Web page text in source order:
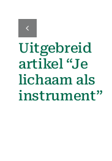
Uitgebreid
artikel “Je
lichaam als
instrument”